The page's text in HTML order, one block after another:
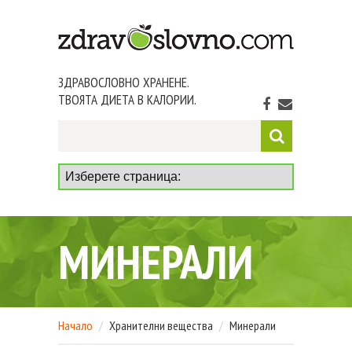
ЗДРАВОСЛОВНО ХРАНЕНЕ.
ТВОЯТА ДИЕТА В КАЛОРИИ.
МИНЕРАЛИ
Начало Хранителни вещества Минерали